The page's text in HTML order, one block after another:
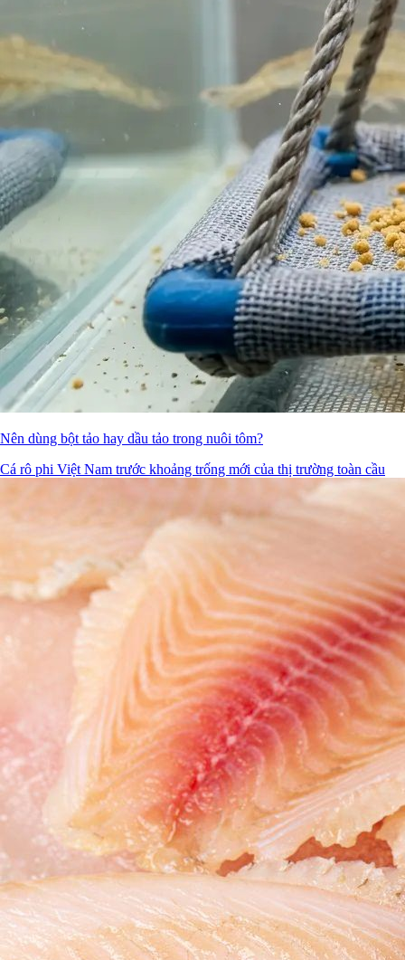
Nên dùng bột tảo hay dầu tảo trong nuôi tôm?
Cá rô phi Việt Nam trước khoảng trống mới của thị trường toàn cầu